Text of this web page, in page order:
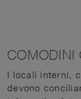
COMODINI
I locali interni,
devono